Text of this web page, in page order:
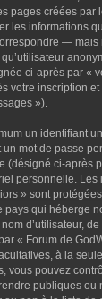
pages créées par
les informations
— mais
ci-après par «
votre inscription
»).
un identifiant
un mot de passe
(désigné ci-après
personnelle. Les
» sont
qui héberge
d’utilisateur,
« Forum de
à la
vous pouvez
publiques ou